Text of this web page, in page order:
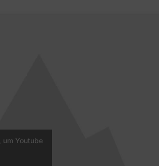
Youtube